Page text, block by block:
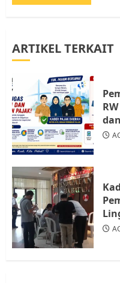
ARTIKEL TERKAIT
4
5